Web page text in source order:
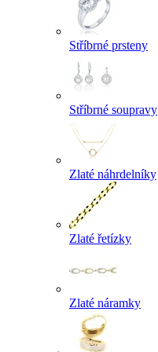
Stříbrné prsteny
Stříbrné soupravy
Zlaté náhrdelníky
Zlaté řetízky
Zlaté náramky